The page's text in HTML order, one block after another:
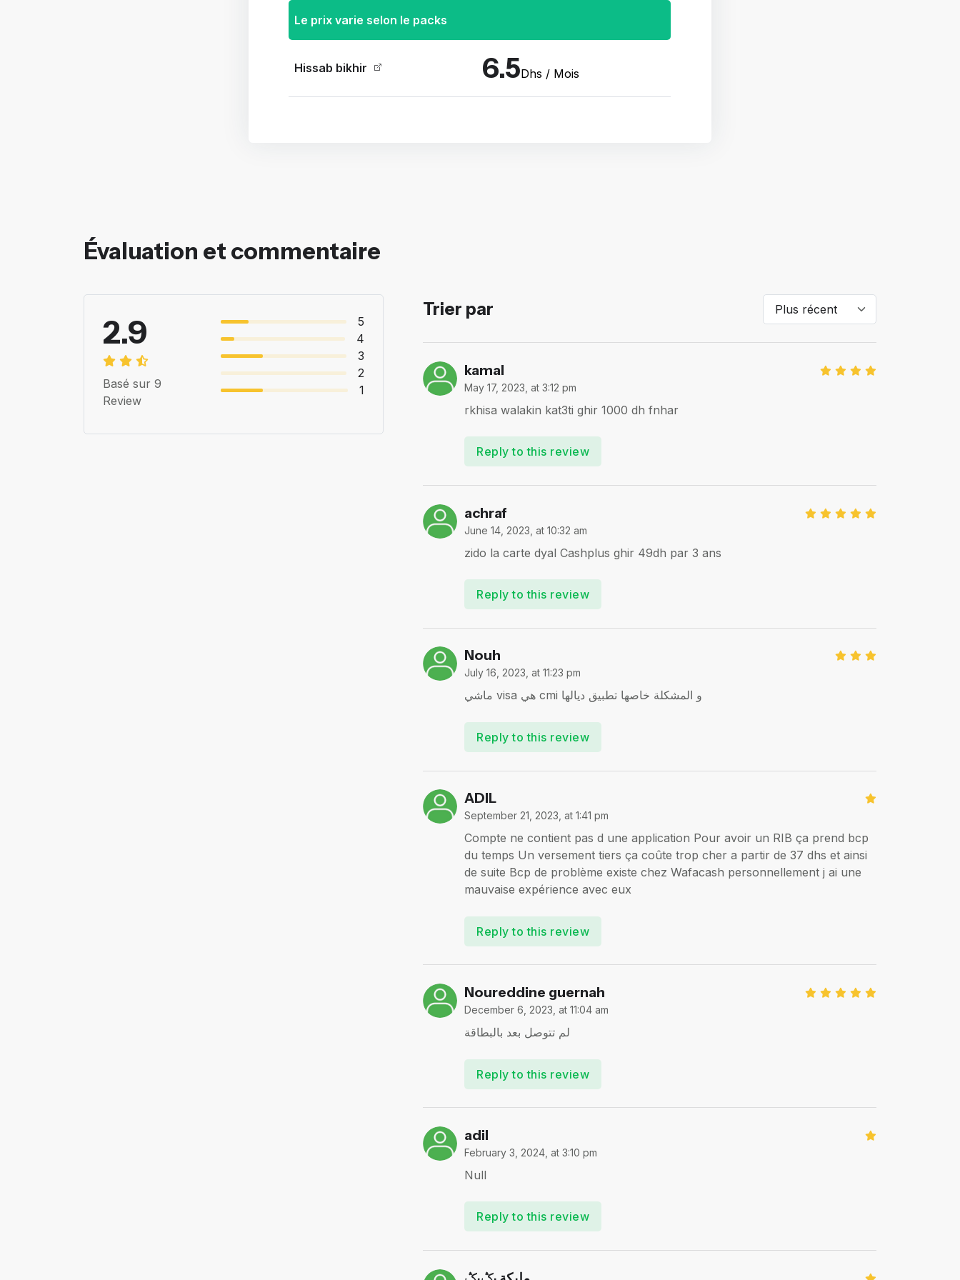
Le prix varie selon le packs
Hissab bikhir 6.5Dhs / Mois
Évaluation et commentaire
2.9
Basé sur 9
Review
5
4
3
2
1
Trier par
kamal
May 17, 2023, at 3:12 pm
rkhisa walakin kat3ti ghir 1000 dh fnhar
Reply to this review
achraf
June 14, 2023, at 10:32 am
zido la carte dyal Cashplus ghir 49dh par 3 ans
Reply to this review
Nouh
July 16, 2023, at 11:23 pm
ماشي visa هي cmi و المشكلة خاصها تطبيق ديالها
Reply to this review
ADIL
September 21, 2023, at 1:41 pm
Compte ne contient pas d une application Pour avoir un RIB ça prend bcp
du temps Un versement tiers ça coûte trop cher a partir de 37 dhs et ainsi
de suite Bcp de problème existe chez Wafacash personnellement j ai une
mauvaise expérience avec eux
Reply to this review
Noureddine guernah
December 6, 2023, at 11:04 am
لم تتوصل بعد بالبطاقة
Reply to this review
adil
February 3, 2024, at 3:10 pm
Null
Reply to this review